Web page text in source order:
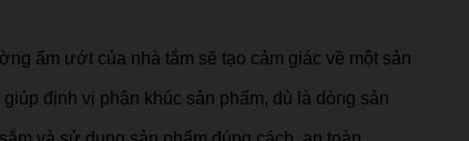
ẩm ướt của nhà tắm sẽ tạo cảm giác về một sản
định vị phân khúc sản phẩm, dù là dòng sản